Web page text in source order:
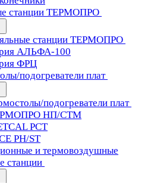
станции ТЕРМОПРО
станции ТЕРМОПРО
АЛЬФА-100
ФРЦ
подогреватели плат
подогреватели плат
НП/СТМ
PCT
PH/ST
и термовоздушные
станции